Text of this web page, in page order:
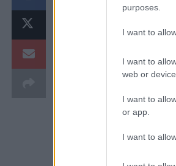
purposes.
I want to
I want to
web or
I want to
or app.
I want to